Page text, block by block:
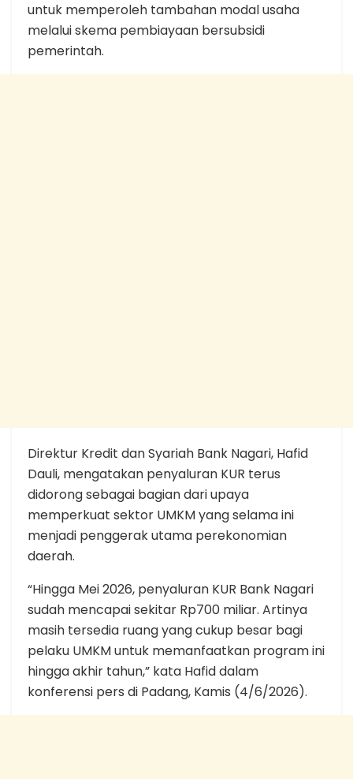
untuk memperoleh tambahan modal usaha
melalui skema pembiayaan bersubsidi
pemerintah.
Direktur Kredit dan Syariah Bank Nagari, Hafid
Dauli, mengatakan penyaluran KUR terus
didorong sebagai bagian dari upaya
memperkuat sektor UMKM yang selama ini
menjadi penggerak utama perekonomian
daerah.
“Hingga Mei 2026, penyaluran KUR Bank Nagari
sudah mencapai sekitar Rp700 miliar. Artinya
masih tersedia ruang yang cukup besar bagi
pelaku UMKM untuk memanfaatkan program ini
hingga akhir tahun,” kata Hafid dalam
konferensi pers di Padang, Kamis (4/6/2026).